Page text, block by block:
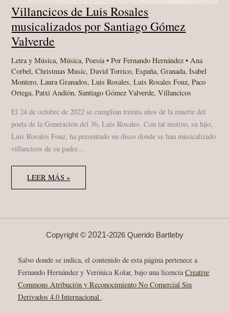
Villancicos de Luis Rosales
musicalizados por Santiago Gómez
Valverde
Letra y Música,Música,Poesía• PorFernando Hernández•Ana
Corbel,Christmas Music,David Torrico,España,Granada,Isabel
Montero,Laura Granados,Luis Rosales,Luis Rosales Fouz,Paco
Ortega,Patxi Andión,Santiago Gómez Valverde,Villancicos
El 24 de octubre de 2022 se cumplían treinta años de la muerte del
poeta de la Generación del 36, Luis Rosales. Con tal motivo, su hijo,
Luis Rosales Fouz, ha presentado un disco donde se han musicalizado
villancicos de su padre…
VILLANCICOS
DE
LUIS
SANTIAGO
VALVERDE
LEER MÁS »
Copyright © 2021-2026 Querido Bartleby
Salvo donde se indica, el contenido de esta página pertenece a
Fernando Hernández y Verónica Kolar, bajo una licenciaCreative
Commons Atribución y Reconocimiento No Comercial Sin
Derivados 4.0 Internacional .